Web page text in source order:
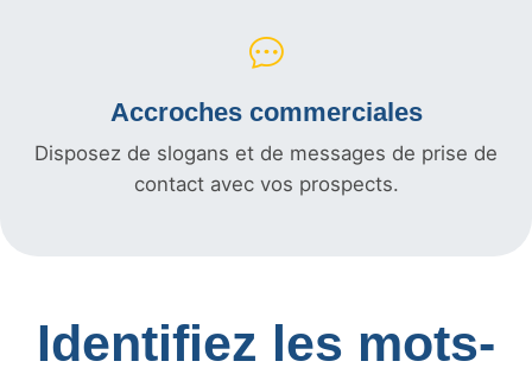
Accroches commerciales
Disposez de slogans et de messages de prise de
contact avec vos prospects.
Identifiez les mots-